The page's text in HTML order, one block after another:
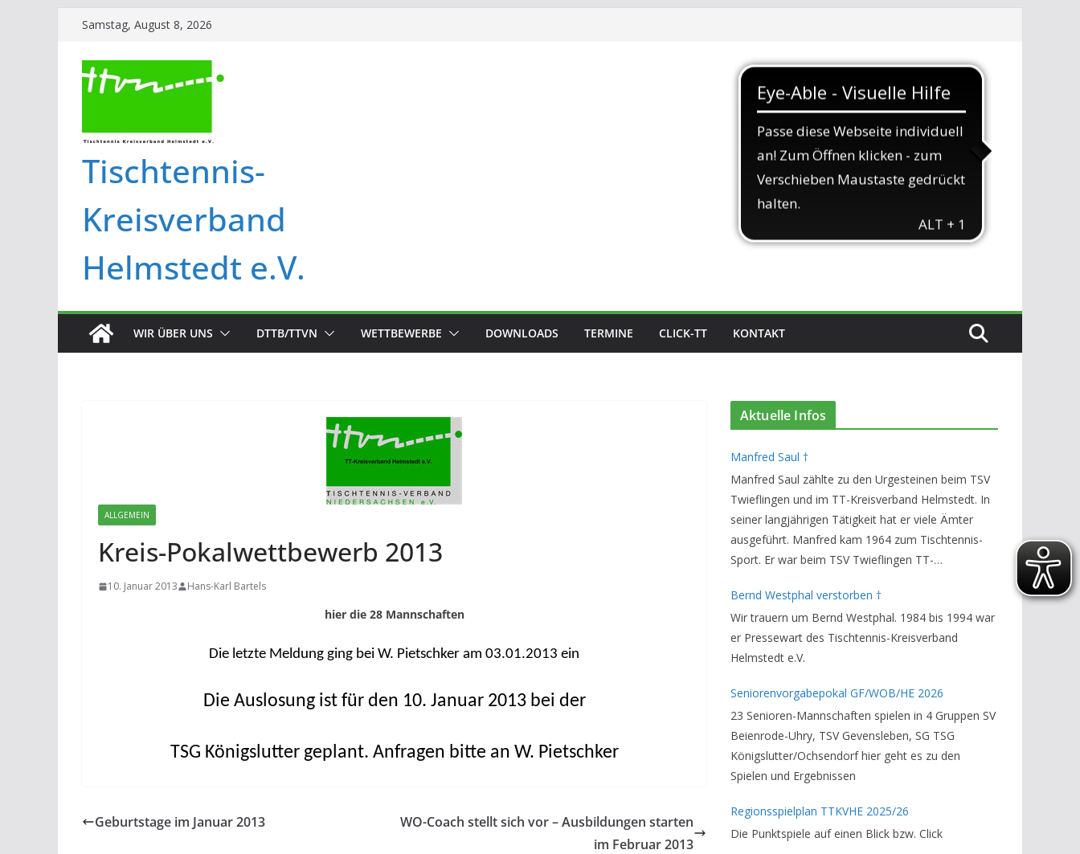
Samstag, August 8, 2026
Tischtennis-
Kreisverband
Helmstedt e.V.
WIR ÜBER UNS DTTB/TTVN WETTBEWERBE DOWNLOADS TERMINE CLICK-TT KONTAKT
ALLGEMEIN
Kreis-Pokalwettbewerb 2013
10. Januar 2013 Hans-Karl Bartels
hier die 28 Mannschaften
Die letzte Meldung ging bei W. Pietschker am 03.01.2013 ein
Die Auslosung ist für den 10. Januar 2013 bei der
TSG Königslutter geplant. Anfragen bitte an W. Pietschker
Geburtstage im Januar 2013
WO-Coach stellt sich vor – Ausbildungen starten
im Februar 2013
Aktuelle Infos
Manfred Saul †
Manfred Saul zählte zu den Urgesteinen beim TSV
Twieflingen und im TT-Kreisverband Helmstedt. In
seiner langjährigen Tätigkeit hat er viele Ämter
ausgeführt. Manfred kam 1964 zum Tischtennis-
Sport. Er war beim TSV Twieflingen TT-
Bezirksverband Brauschweig und den TT-
Kreisverband Helmstedt unterstützte er als
Staffelleiter. Zuletzt war er Vorsitzender des
Rechtsausschusses im Kreisverband. Im stillen
Bernd Westphal verstorben †
Wir trauern um Bernd Westphal. 1984 bis 1994 war
er Pressewart des Tischtennis-Kreisverband
Helmstedt e.V.
Seniorenvorgabepokal GF/WOB/HE 2026
23 Senioren-Mannschaften spielen in 4 Gruppen SV
Beienrode-Uhry, TSV Gevensleben, SG TSG
Königslutter/Ochsendorf hier geht es zu den
Spielen und Ergebnissen
Regionsspielplan TTKVHE 2025/26
Die Punktspiele auf einen Blick bzw. Click